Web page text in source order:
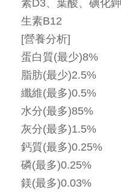
素D3、葉酸、碘化
生素B12
[營養分析]
蛋白質(最少)8%
脂肪(最少)2.5%
纖維(最多)0.5%
水分(最多)85%
灰分(最多)1.5%
鈣質(最多)0.25%
磷(最多)0.25%
鎂(最多)0.03%